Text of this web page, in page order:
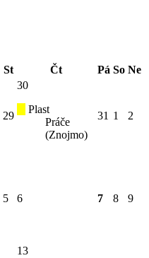
St Čt Pá So Ne
29
30
Plast
Práče
(Znojmo)
31 1 2
5 6 7 8 9
13